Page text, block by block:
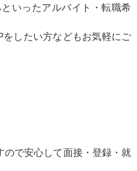
いったアルバイト・転職希
したい方などもお気軽にご
で安心して面接・登録・就